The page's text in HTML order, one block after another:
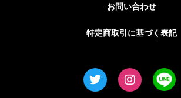
お問い合わせ
特定商取引に基づく表記